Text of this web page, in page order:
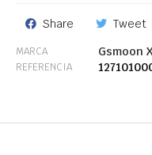
Share Tweet
MARCA Gsmoon
REFERENCIA